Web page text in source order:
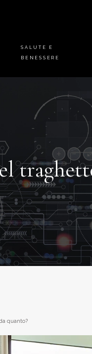
SALUTE E
BENESSERE
quanto?